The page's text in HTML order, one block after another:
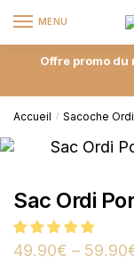
MENU
Offre promo du
Accueil / Sacoche
Sac Ordi
49.90€ – 59.90